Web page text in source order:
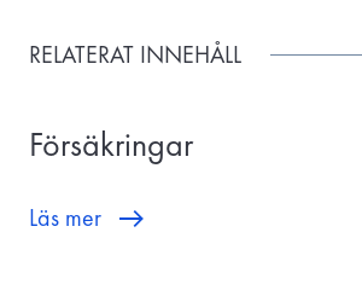
RELATERAT INNEHÅLL
Försäkringar
Läs mer